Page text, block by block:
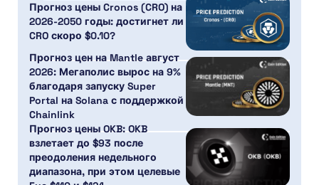
Прогноз цены Cronos (CRO) на
2026-2050 годы: достигнет ли
CRO скоро $0.10?
Прогноз цен на Mantle август
2026: Мегаполис вырос на 9%
благодаря запуску Super
Portal на Solana с поддержкой
Chainlink
Прогноз цены OKB: OKB
взлетает до $93 после
преодоления недельного
диапазона, при этом целевые